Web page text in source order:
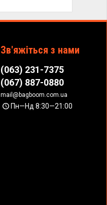
Зв'яжіться з нами
(063) 231-7375
(067) 887-0880
mail@bagboom.com.ua
Пн—Нд 8:30—21:00